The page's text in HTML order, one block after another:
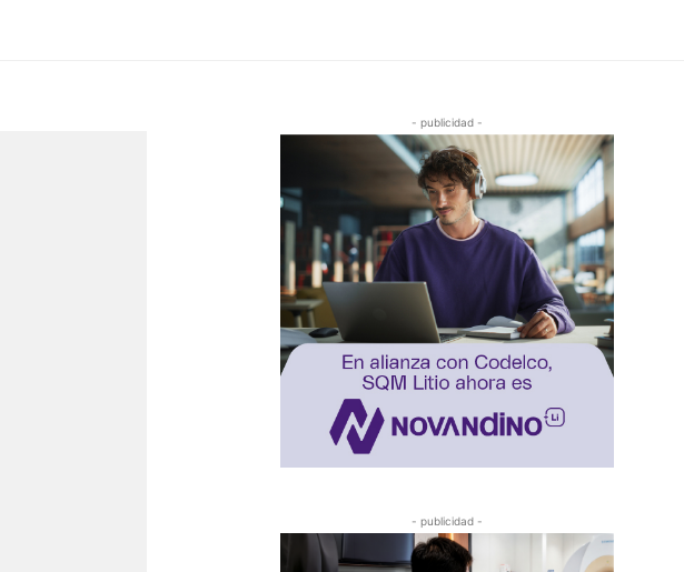
- publicidad -
- publicidad -